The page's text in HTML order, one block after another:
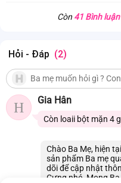
Còn 41 Bình
Hỏi - Đáp (2)
H Gia Hân
Còn loaii bột mặn 4
Chào Ba Mẹ, hiện
sản phẩm Ba mẹ
dõi để cập nhật
Cưng nhé. Mong